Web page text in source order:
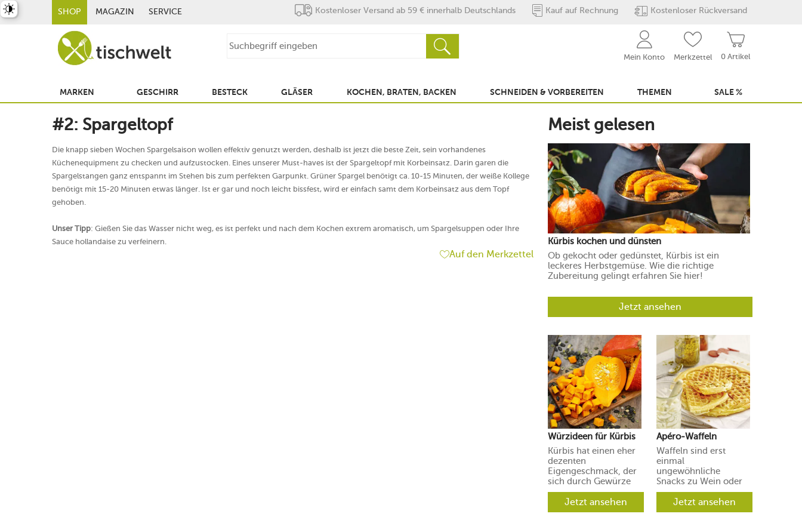
SHOP MAGAZIN SERVICE Kostenloser Versand ab 59 € innerhalb Deutschlands Kauf auf Rechnung Kostenloser Rückversand
0 Artikel
Mein Konto Merkzettel
MARKEN GESCHIRR BESTECK GLÄSER KOCHEN, BRATEN, BACKEN SCHNEIDEN & VORBEREITEN THEMEN SALE %
#2: Spargeltopf
Die knapp sieben Wochen Spargelsaison wollen effektiv genutzt werden, deshalb ist jetzt die beste Zeit, sein vorhandenes
Küchenequipment zu checken und aufzustocken. Eines unserer Must-haves ist der Spargeltopf mit Korbeinsatz. Darin garen die
Spargelstangen ganz entspannt im Stehen bis zum perfekten Garpunkt. Grüner Spargel benötigt ca. 10-15 Minuten, der weiße Kollege
benötigt mit 15-20 Minuten etwas länger. Ist er gar und noch leicht bissfest, wird er einfach samt dem Korbeinsatz aus dem Topf
gehoben.
Unser Tipp: Gießen Sie das Wasser nicht weg, es ist perfekt und nach dem Kochen extrem aromatisch, um Spargelsuppen oder Ihre
Sauce hollandaise zu verfeinern.
Auf den Merkzettel
Meist gelesen
Kürbis kochen und dünsten
Ob gekocht oder gedünstet, Kürbis ist ein
leckeres Herbstgemüse. Wie die richtige
Zubereitung gelingt erfahren Sie hier!
Jetzt ansehen
Würzideen für Kürbis
Kürbis hat einen eher
dezenten
Eigengeschmack, der
sich durch Gewürze
und Aromen leicht in
verschiedene
Richtungen lenken
Jetzt ansehen
Apéro-Waffeln
Waffeln sind erst
einmal
ungewöhnliche
Snacks zu Wein oder
Prosecco. Ihre Gäste
werden aber
begeistert sein.
Jetzt ansehen
umschalten